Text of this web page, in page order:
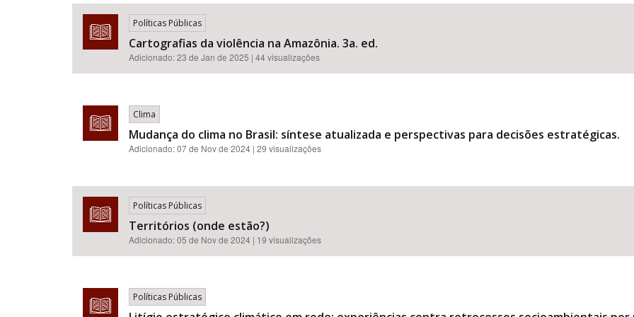
Políticas Públicas
Cartografias da violência na Amazônia. 3a. ed.
Adicionado:23 de Jan de 2025 | 44 visualizações
Clima
Mudança do clima no Brasil: síntese atualizada e perspectivas para decisões estratégicas.
Adicionado:07 de Nov de 2024 | 29 visualizações
Políticas Públicas
Territórios (onde estão?)
Adicionado:05 de Nov de 2024 | 19 visualizações
Políticas Públicas